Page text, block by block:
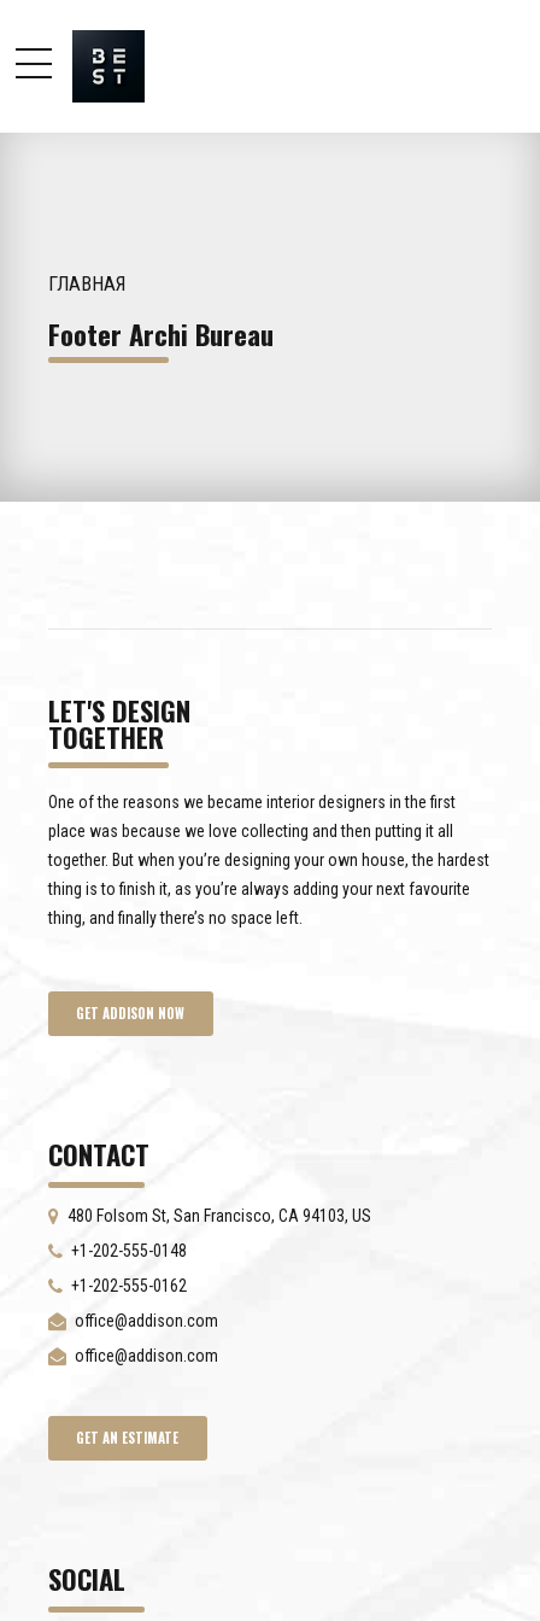
ГЛАВНАЯ
Footer Archi Bureau
LET'S DESIGN
TOGETHER
One of the reasons we became interior designers in the first
place was because we love collecting and then putting it all
together. But when you’re designing your own house, the hardest
thing is to finish it, as you’re always adding your next favourite
thing, and finally there’s no space left.
GET ADDISON NOW
CONTACT
480 Folsom St, San Francisco, CA 94103, US
+1-202-555-0148
+1-202-555-0162
office@addison.com
office@addison.com
GET AN ESTIMATE
SOCIAL